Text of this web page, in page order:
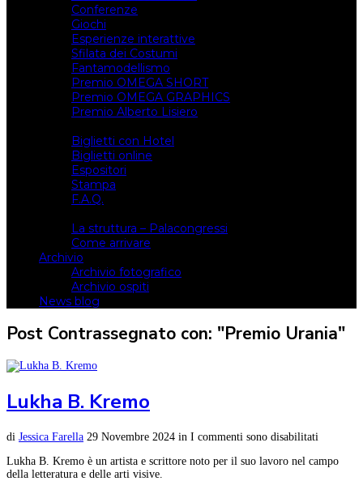
Conferenze
Giochi
Esperienze interattive
Sfilata dei Costumi
Fantamodellismo
Premio OMEGA SHORT
Premio OMEGA GRAPHICS
Premio Alberto Lisiero
Biglietti con Hotel
Biglietti online
Espositori
Stampa
F.A.Q.
La struttura – Palacongressi
Come arrivare
Archivio
Archivio fotografico
Archivio ospiti
News blog
Post Contrassegnato con: "Premio Urania"
Lukha B. Kremo
di Jessica Farella 29 Novembre 2024 in I commenti sono disabilitati
Lukha B. Kremo è un artista e scrittore noto per il suo lavoro nel campo
della letteratura e delle arti visive.